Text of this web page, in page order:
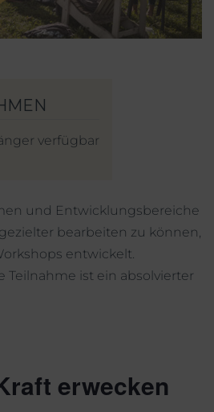
verfügbar
und Entwicklungsbereiche
bearbeiten zu können,
entwickelt.
Teilnahme ist ein absolvierter
erwecken